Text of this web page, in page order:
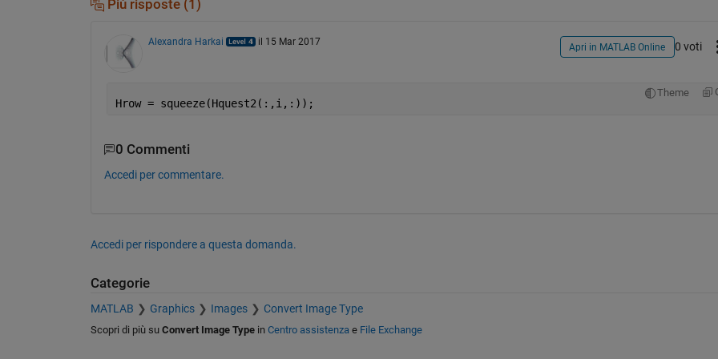
Più risposte (1)
Alexandra Harkai il 15 Mar 2017 Apri in MATLAB Online 0 voti
Theme
Hrow = squeeze(Hquest2(:,i,:));
0 Commenti
Accedi per commentare.
Accedi per rispondere a questa domanda.
Categorie
MATLAB Graphics Images Convert Image Type
Scopri di più su Convert Image Typein Centro assistenzae File Exchange